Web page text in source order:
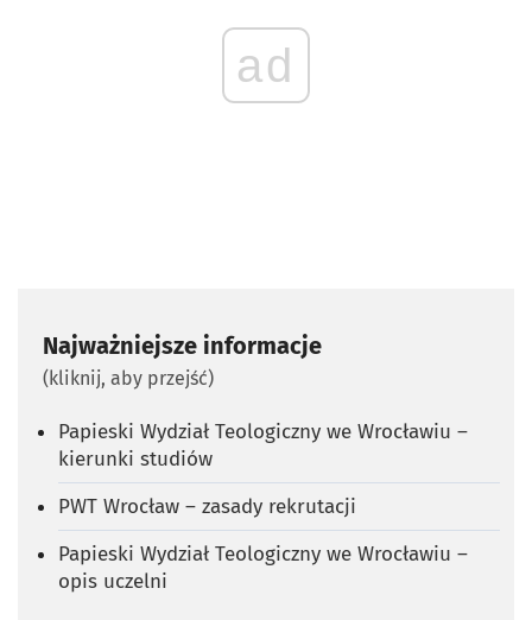
ad
Najważniejsze informacje
(kliknij, aby przejść)
Papieski Wydział Teologiczny we Wrocławiu –
kierunki studiów
PWT Wrocław – zasady rekrutacji
Papieski Wydział Teologiczny we Wrocławiu –
opis uczelni